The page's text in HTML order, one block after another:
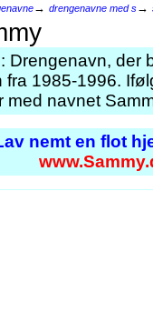
→ drengenavne med s→
: Drengenavn, der
fra 1985-1996.
med navnet
nemt en flot